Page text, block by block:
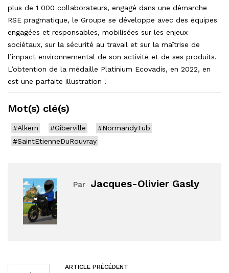
plus de 1 000 collaborateurs, engagé dans une démarche
RSE pragmatique, le Groupe se développe avec des équipes
engagées et responsables, mobilisées sur les enjeux
sociétaux, sur la sécurité au travail et sur la maîtrise de
l’impact environnemental de son activité et de ses produits.
L’obtention de la médaille Platinium Ecovadis, en 2022, en
est une parfaite illustration !
Mot(s) clé(s)
#Alkern #Giberville
#NormandyTub
#SaintEtienneDuRouvray
Par Jacques-Olivier Gasly
ARTICLE PRÉCÉDENT